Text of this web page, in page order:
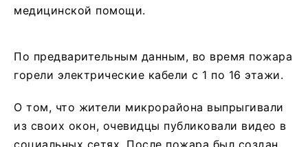
медицинской помощи.
По предварительным данным, во время пожара
горели электрические кабели с 1 по 16 этажи.
О том, что жители микрорайона выпрыгивали
из своих окон, очевидцы публиковали видео в
социальных сетях. После пожара был создан